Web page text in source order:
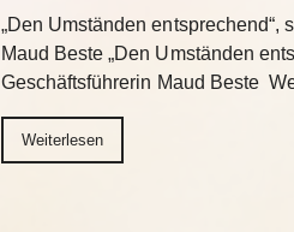
„Den Umständen entsprechend“,
Maud Beste „Den Umständen
Geschäftsführerin Maud Beste
Weiterlesen